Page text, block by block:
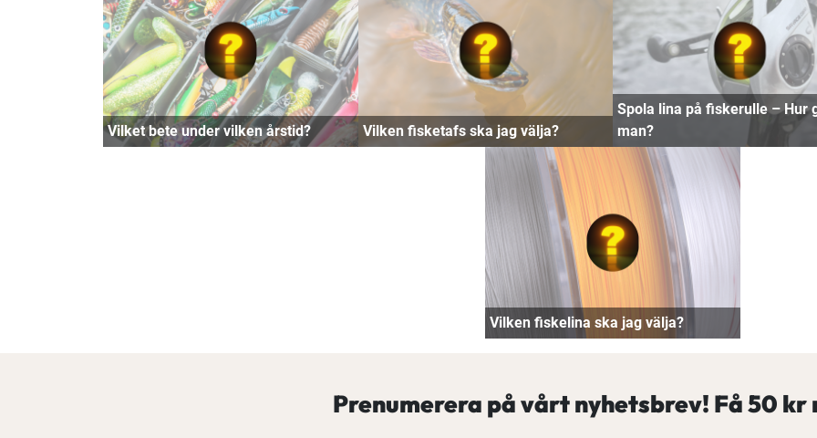
Vilket bete under vilken årstid? Vilken fisketafs ska jag välja?
Spola lina på fiskerulle – Hur
man?
Vilken fiskelina ska jag välja?
Prenumerera på vårt nyhetsbrev! Få50 kr